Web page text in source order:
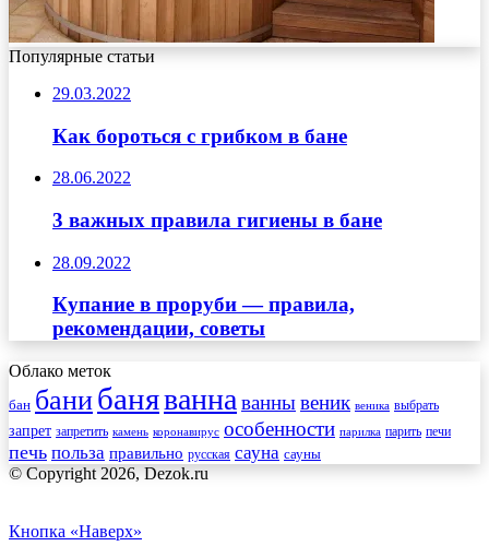
Популярные статьи
29.03.2022
Как бороться с грибком в бане
28.06.2022
3 важных правила гигиены в бане
28.09.2022
Купание в проруби — правила,
рекомендации, советы
Облако меток
бан банибаняванна ваннывеник веника выбрать
запрет запретить камень коронавирус особенности парилка парить печи
печь польза правильно русская сауна сауны
© Copyright 2026, Dezok.ru
Кнопка «Наверх»